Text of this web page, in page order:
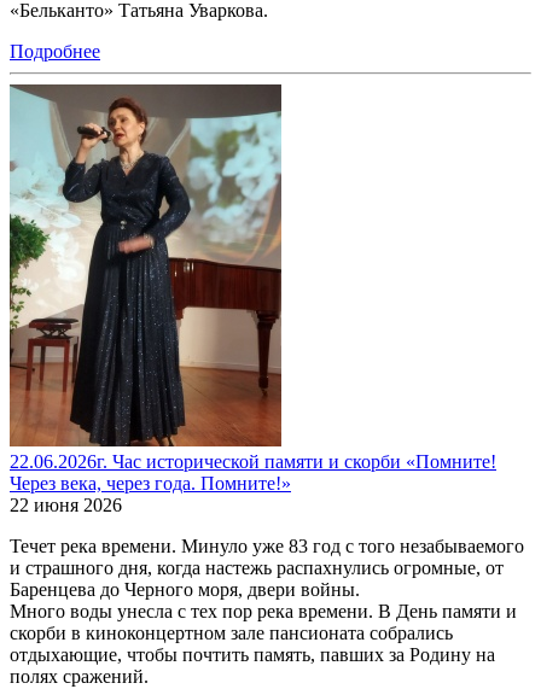
«Бельканто» Татьяна Уваркова.
Подробнее
22.06.2026г. Час исторической памяти и скорби «Помните!
Через века, через года. Помните!»
22 июня 2026
Течет река времени. Минуло уже 83 год с того незабываемого
и страшного дня, когда настежь распахнулись огромные, от
Баренцева до Черного моря, двери войны.
Много воды унесла с тех пор река времени. В День памяти и
скорби в киноконцертном зале пансионата собрались
отдыхающие, чтобы почтить память, павших за Родину на
полях сражений.